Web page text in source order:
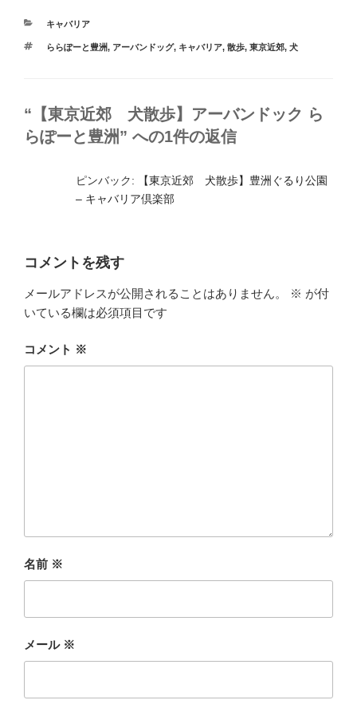
e
b
k
カ
ゴ
キャバリア
タ
ららぽーと豊洲, アーバンドッグ, キャバリア, 散歩, 東京近郊, 犬
“【東京近郊 犬散歩】アーバンドック ら
らぽーと豊洲” への1件の返信
ピンバック:
【東京近郊 犬散歩】豊洲ぐるり公園
– キャバリア倶楽部
コメントを残す
メールアドレスが公開されることはありません。 ※ が付
いている欄は必須項目です
コメント ※
名前 ※
メール ※